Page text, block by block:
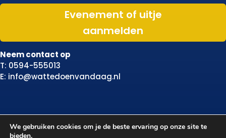
Evenement of uitje
aanmelden
Neem contact op
T: 0594-555013
E: info@wattedoenvandaag.nl
We gebruiken cookies om je de beste ervaring op onze site te
bieden.